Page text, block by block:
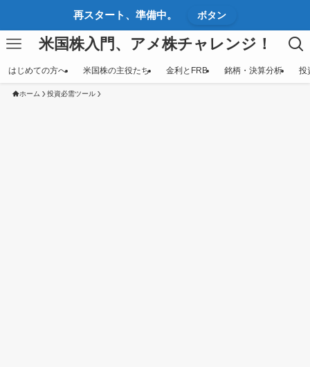
再スタート、準備中。 ボタン
米国株入門、アメ株チャレンジ！
はじめての方へ 米国株の主役たち 金利とFRB 銘柄・決算分析 投
ホーム 投資必需ツール